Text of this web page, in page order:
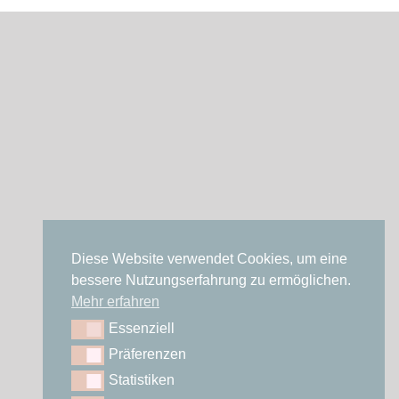
Diese Website verwendet Cookies, um eine
bessere Nutzungserfahrung zu ermöglichen.
Mehr erfahren
EssenziellEssenziell
Präferenzen
Präferenzen
StatistikenStatistiken